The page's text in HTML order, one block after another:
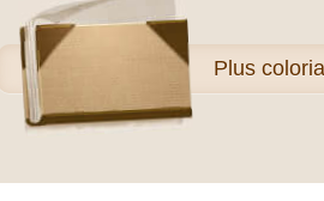
Plus